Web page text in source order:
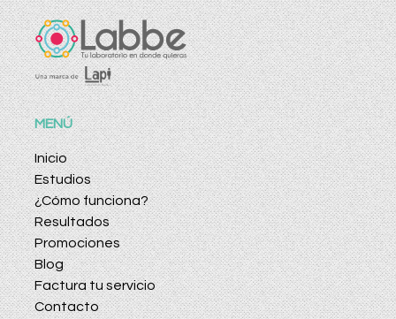
MENÚ
Inicio
Estudios
¿Cómo funciona?
Resultados
Promociones
Blog
Factura tu servicio
Contacto